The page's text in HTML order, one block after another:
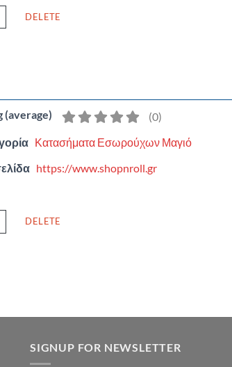
DELETE
(average) (0)
Κατασήματα Εσωρούχων Μαγιό
https://www.shopnroll.gr
DELETE
SIGNUP FOR NEWSLETTER